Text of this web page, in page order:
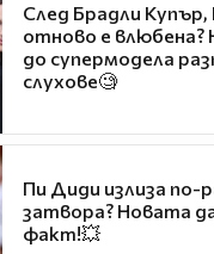
След Брадли
отново е
до супермодела
слухове🧐
Пи Диди излиза по-
затвора? Новата
факт!💥